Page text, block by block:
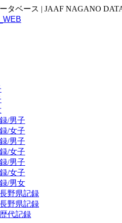
タベース | JAAF NAGANO
/男子
/女子
/男子
/女子
/男子
/女子
/男女
野県記録
野県記録
代記録